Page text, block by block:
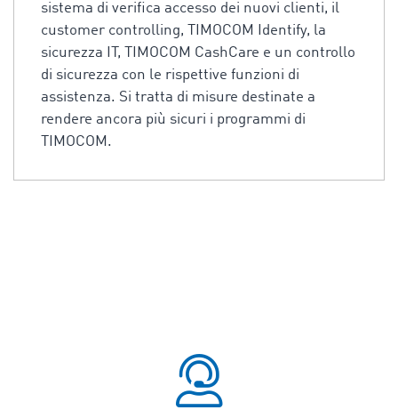
sistema di verifica accesso dei nuovi clienti, il
customer controlling, TIMOCOM Identify, la
sicurezza IT, TIMOCOM CashCare e un controllo
di sicurezza con le rispettive funzioni di
assistenza. Si tratta di misure destinate a
rendere ancora più sicuri i programmi di
TIMOCOM.